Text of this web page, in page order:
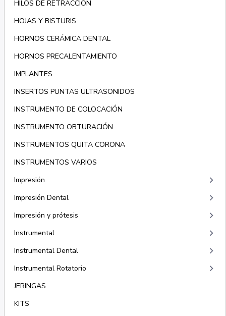
HILOS DE RETRACCIÓN
HOJAS Y BISTURIS
HORNOS CERÁMICA DENTAL
HORNOS PRECALENTAMIENTO
IMPLANTES
INSERTOS PUNTAS ULTRASONIDOS
INSTRUMENTO DE COLOCACIÓN
INSTRUMENTO OBTURACIÓN
INSTRUMENTOS QUITA CORONA
INSTRUMENTOS VARIOS
Impresión
keyboard_arrow_right
Impresión Dental keyboard_arrow_right
Impresión y prótesis keyboard_arrow_right
Instrumental keyboard_arrow_right
Instrumental Dental keyboard_arrow_right
Instrumental Rotatorio keyboard_arrow_right
JERINGAS
KITS